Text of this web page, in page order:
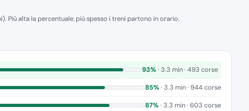
Più alta la percentuale, più spesso i treni partono in orario.
93% · 3.3 min · 493 corse
85% · 3.3 min · 944 corse
87% · 3.3 min · 603 corse